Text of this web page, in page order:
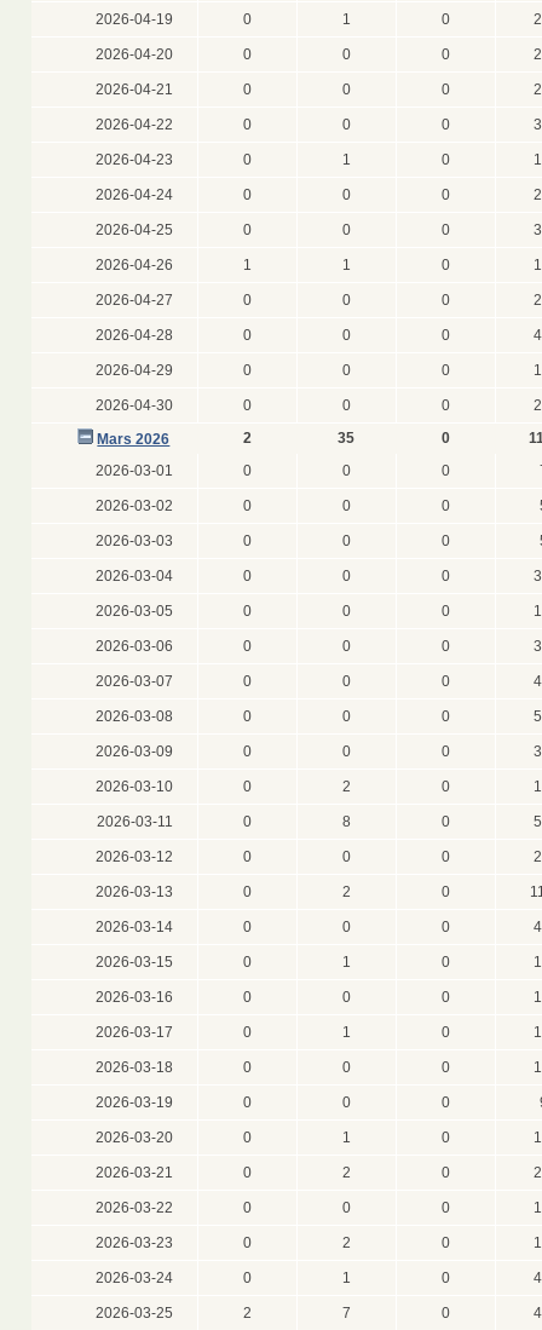
2026-04-19 0 1 0
2026-04-20 0 0 0
2026-04-21 0 0 0
2026-04-22 0 0 0
2026-04-23 0 1 0
2026-04-24 0 0 0
2026-04-25 0 0 0
2026-04-26 1 1 0
2026-04-27 0 0 0
2026-04-28 0 0 0
2026-04-29 0 0 0
2026-04-30 0 0 0
Mars 2026
2 35 0
2026-03-01
0 0 0
2026-03-02 0 0 0
2026-03-03 0 0 0
2026-03-04 0 0 0
2026-03-05 0 0 0
2026-03-06 0 0 0
2026-03-07 0 0 0
2026-03-08 0 0 0
2026-03-09 0 0 0
2026-03-10 0 2 0
2026-03-11 0 8 0
2026-03-12 0 0 0
2026-03-13 0 2 0
2026-03-14 0 0 0
2026-03-15 0 1 0
2026-03-16 0 0 0
2026-03-17 0 1 0
2026-03-18 0 0 0
2026-03-19 0 0 0
2026-03-20 0 1 0
2026-03-21 0 2 0
2026-03-22 0 0 0
2026-03-23 0 2 0
2026-03-24 0 1 0
2026-03-25 2 7 0